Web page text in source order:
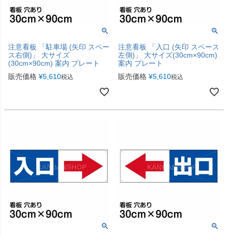
注意看板 「駐車場 (矢印 スペー
ス右側)」 大サイズ
(30cm×90cm) 案内 プレート
販売価格 ¥5,610税込
注意看板 「入口 (矢印 スペース
左側)」 大サイズ(30cm×90cm)
案内 プレート
販売価格 ¥5,610税込